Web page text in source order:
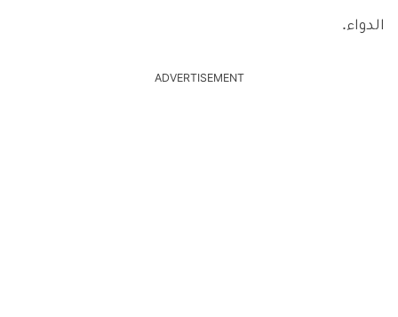
الدواء.
ADVERTISEMENT